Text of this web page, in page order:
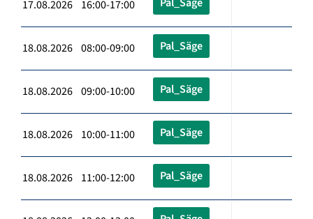
17.08.2026 16:00-17:00
18.08.2026 08:00-09:00 Pal_Säge
18.08.2026 09:00-10:00 Pal_Säge
18.08.2026 10:00-11:00 Pal_Säge
18.08.2026 11:00-12:00 Pal_Säge